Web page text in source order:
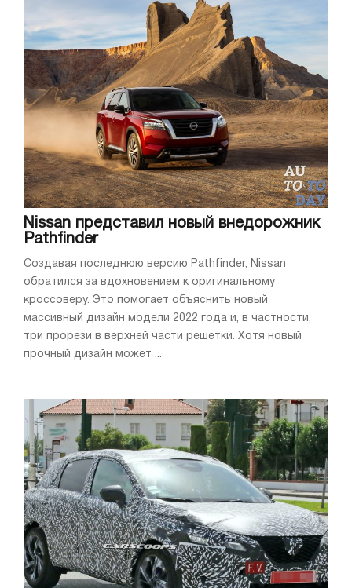
Nissan представил новый внедорожник
Pathfinder
Создавая последнюю версию Pathfinder, Nissan
обратился за вдохновением к оригинальному
кроссоверу. Это помогает объяснить новый
массивный дизайн модели 2022 года и, в частности,
три прорези в верхней части решетки. Хотя новый
прочный дизайн может ...